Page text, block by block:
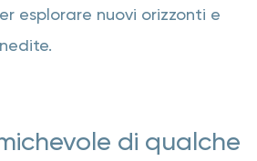
esplorare nuovi orizzonti e
di qualche